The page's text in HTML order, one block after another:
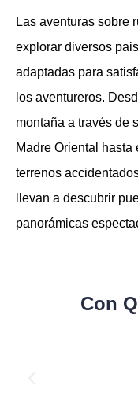
Las aventuras sobre
explorar diversos
adaptadas para
los aventureros.
montaña a través de
Madre Oriental
terrenos
llevan a descubrir
panorámicas
Con